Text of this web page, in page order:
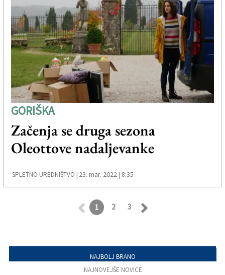
GORIŠKA
Začenja se druga sezona
Oleottove nadaljevanke
SPLETNO UREDNIŠTVO | 23. mar. 2022 | 8:35
1 2 3
NAJBOLJ BRANO
NAJNOVEJŠE NOVICE